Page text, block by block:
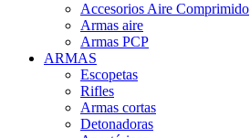
Accesorios Aire Comprimido
Armas aire
Armas PCP
ARMAS
Escopetas
Rifles
Armas cortas
Detonadoras